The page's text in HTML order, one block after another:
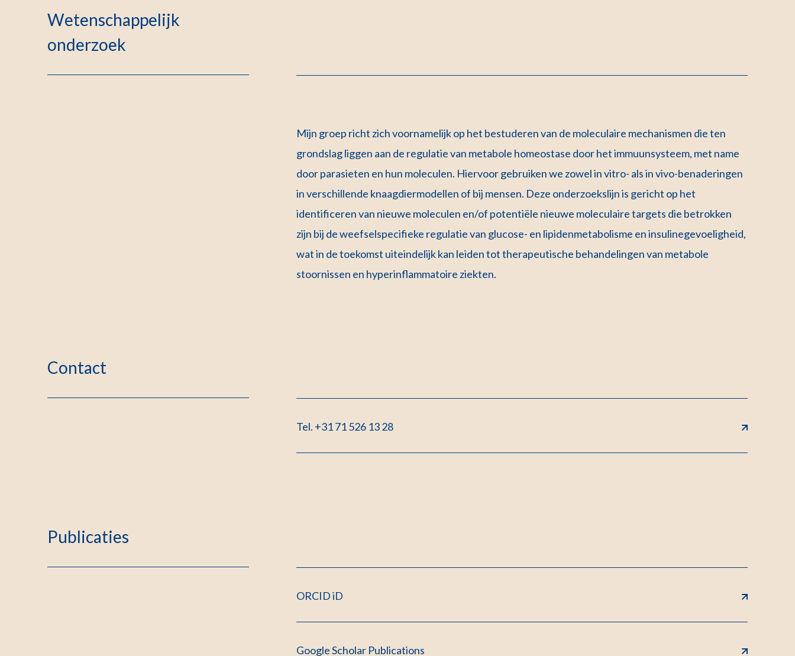
Wetenschappelijk
onderzoek
Mijn groep richt zich voornamelijk op het bestuderen van de moleculaire mechanismen die ten
grondslag liggen aan de regulatie van metabole homeostase door het immuunsysteem, met name
door parasieten en hun moleculen. Hiervoor gebruiken we zowel in vitro- als in vivo-benaderingen
in verschillende knaagdiermodellen of bij mensen. Deze onderzoekslijn is gericht op het
identificeren van nieuwe moleculen en/of potentiële nieuwe moleculaire targets die betrokken
zijn bij de weefselspecifieke regulatie van glucose- en lipidenmetabolisme en insulinegevoeligheid,
wat in de toekomst uiteindelijk kan leiden tot therapeutische behandelingen van metabole
stoornissen en hyperinflammatoire ziekten.
Contact
Tel. +31 71 526 13 28
Publicaties
ORCID iD
Google Scholar Publications